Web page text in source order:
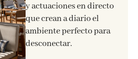
y actuaciones en directo
que crean a diario el
ambiente perfecto para
desconectar.